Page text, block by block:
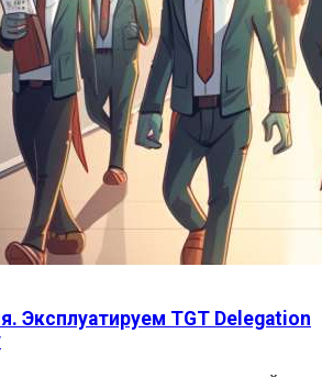
Эксплуатируем TGT Delegation